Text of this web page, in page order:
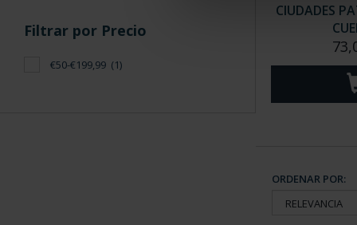
Filtrar por Precio
€50-€199,99 (1)
CIUDADES
ORDENAR POR: